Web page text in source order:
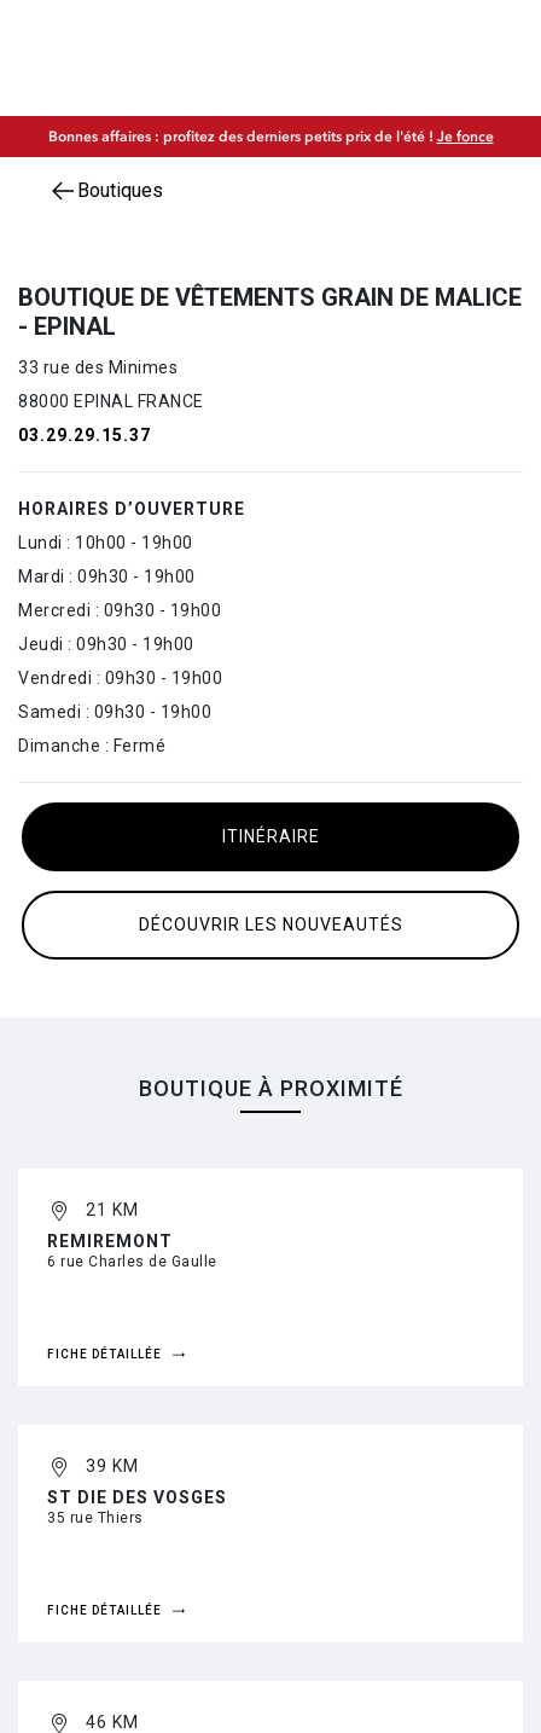
Bonnes affaires : profitez des derniers petits prix de l'été ! Je fonce
Boutiques
BOUTIQUE DE VÊTEMENTS GRAIN DE MALICE
- EPINAL
33 rue des Minimes
88000 EPINAL FRANCE
03.29.29.15.37
HORAIRES D’OUVERTURE
Lundi : 10h00 - 19h00
Mardi : 09h30 - 19h00
Mercredi : 09h30 - 19h00
Jeudi : 09h30 - 19h00
Vendredi : 09h30 - 19h00
Samedi : 09h30 - 19h00
Dimanche : Fermé
DÉCOUVRIR LES NOUVEAUTÉS
ITINÉRAIRE
BOUTIQUE À PROXIMITÉ
21 KM
REMIREMONT
6 rue Charles de Gaulle
FICHE DÉTAILLÉE
39 KM
ST DIE DES VOSGES
35 rue Thiers
FICHE DÉTAILLÉE
46 KM